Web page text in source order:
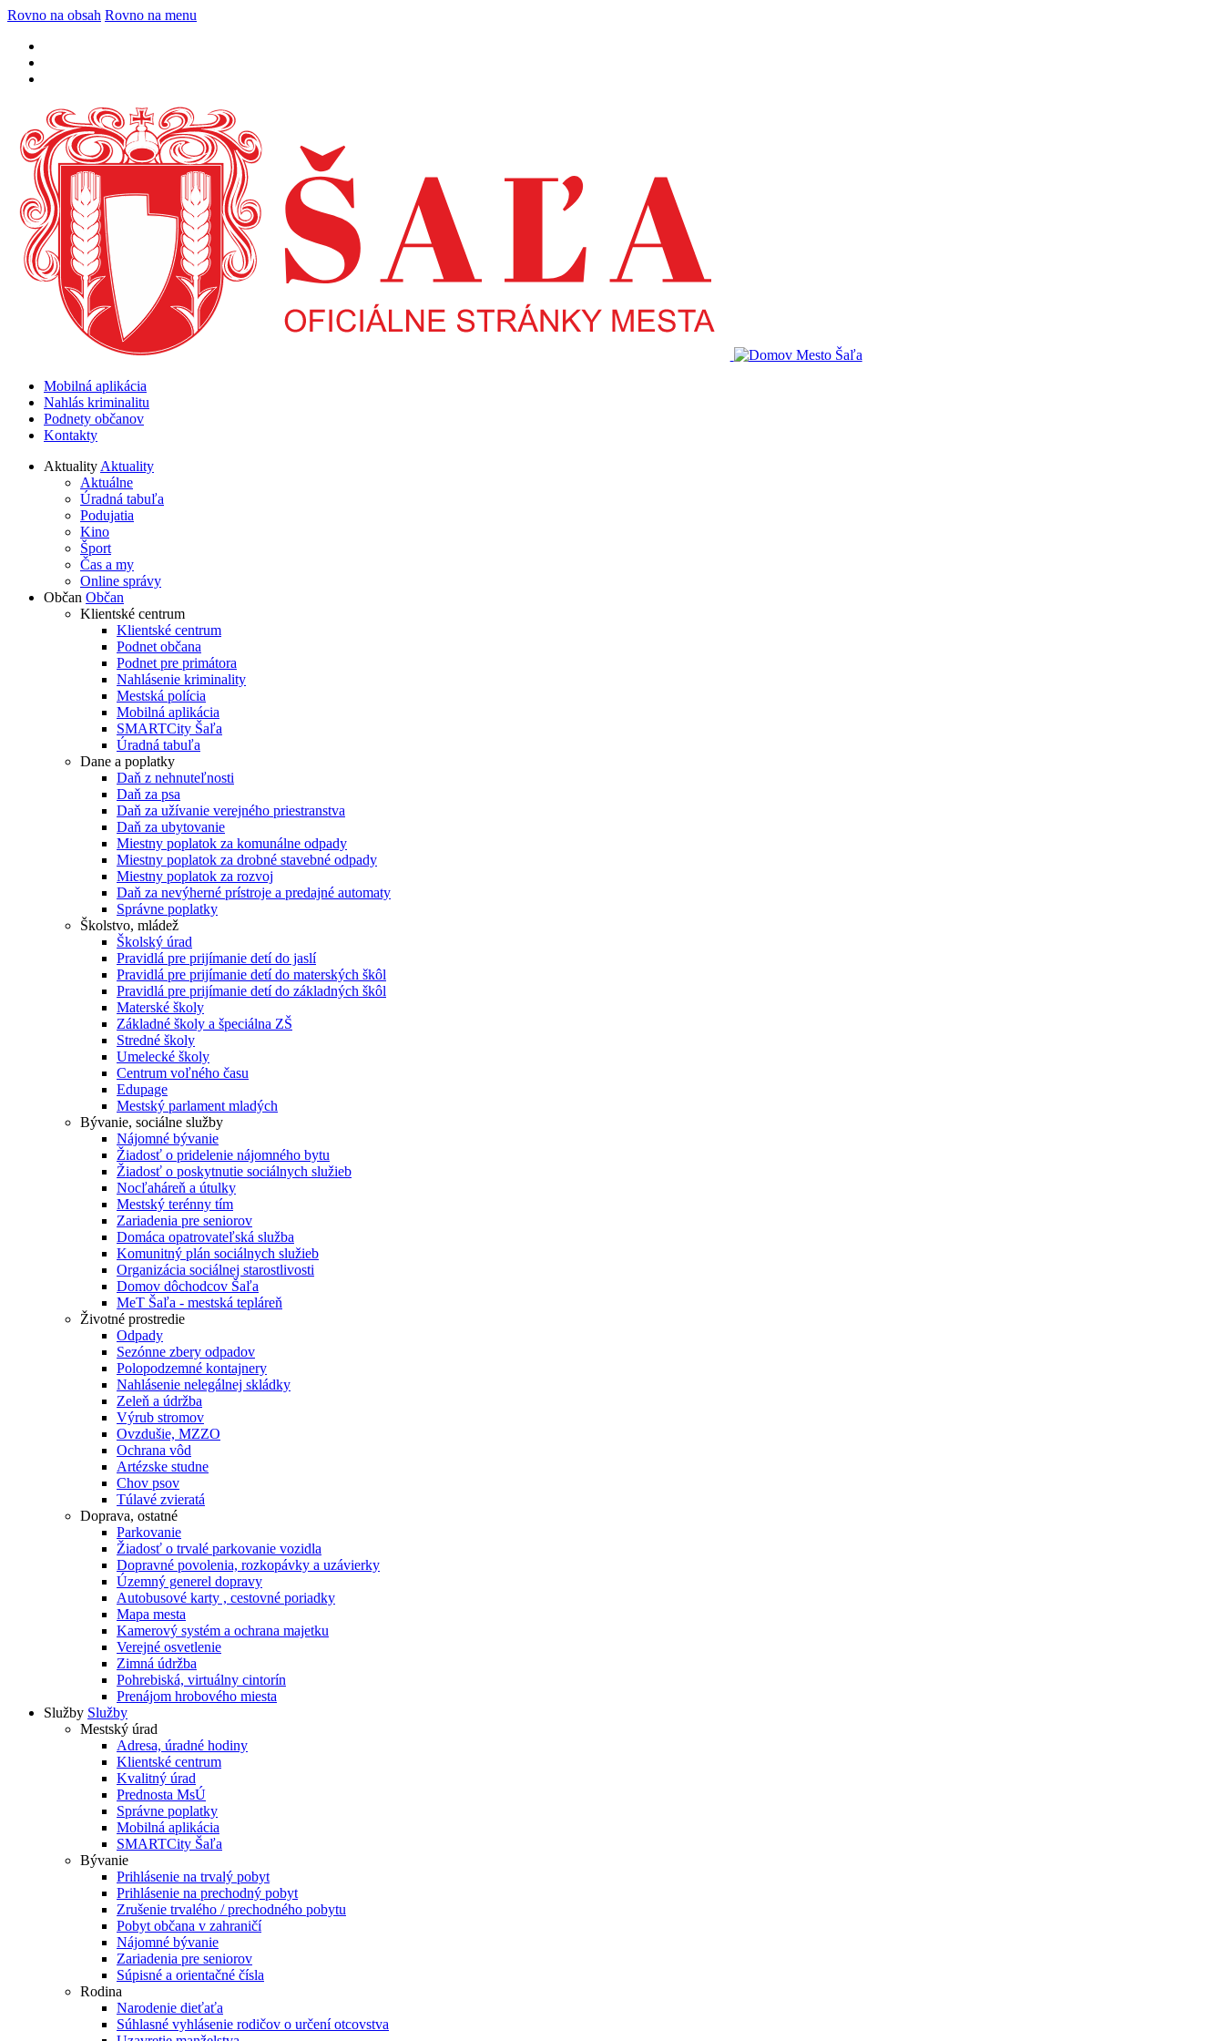
Rovno na obsah Rovno na menu
Mobilná aplikácia
Nahlás kriminalitu
Podnety občanov
Kontakty
AktualityAktuality
Aktuálne
Úradná tabuľa
Podujatia
Kino
Šport
Čas a my
Online správy
Občan Občan
Klientské centrum
Klientské centrum
Podnet občana
Podnet pre primátora
Nahlásenie kriminality
Mestská polícia
Mobilná aplikácia
SMARTCity Šaľa
Úradná tabuľa
Dane a poplatky
Daň z nehnuteľnosti
Daň za psa
Daň za užívanie verejného priestranstva
Daň za ubytovanie
Miestny poplatok za komunálne odpady
Miestny poplatok za drobné stavebné odpady
Miestny poplatok za rozvoj
Daň za nevýherné prístroje a predajné automaty
Správne poplatky
Školstvo, mládež
Školský úrad
Pravidlá pre prijímanie detí do jaslí
Pravidlá pre prijímanie detí do materských škôl
Pravidlá pre prijímanie detí do základných škôl
Materské školy
Základné školy a špeciálna ZŠ
Stredné školy
Umelecké školy
Centrum voľného času
Edupage
Mestský parlament mladých
Bývanie, sociálne služby
Nájomné bývanie
Žiadosť o pridelenie nájomného bytu
Žiadosť o poskytnutie sociálnych služieb
Nocľaháreň a útulky
Mestský terénny tím
Zariadenia pre seniorov
Domáca opatrovateľská služba
Komunitný plán sociálnych služieb
Organizácia sociálnej starostlivosti
Domov dôchodcov Šaľa
MeT Šaľa - mestská tepláreň
Životné prostredie
Odpady
Sezónne zbery odpadov
Polopodzemné kontajnery
Nahlásenie nelegálnej skládky
Zeleň a údržba
Výrub stromov
Ovzdušie, MZZO
Ochrana vôd
Artézske studne
Chov psov
Túlavé zvieratá
Doprava, ostatné
Parkovanie
Žiadosť o trvalé parkovanie vozidla
Dopravné povolenia, rozkopávky a uzávierky
Územný generel dopravy
Autobusové karty , cestovné poriadky
Mapa mesta
Kamerový systém a ochrana majetku
Verejné osvetlenie
Zimná údržba
Pohrebiská, virtuálny cintorín
Prenájom hrobového miesta
Služby Služby
Mestský úrad
Adresa, úradné hodiny
Klientské centrum
Kvalitný úrad
Prednosta MsÚ
Správne poplatky
Mobilná aplikácia
SMARTCity Šaľa
Bývanie
Prihlásenie na trvalý pobyt
Prihlásenie na prechodný pobyt
Zrušenie trvalého / prechodného pobytu
Pobyt občana v zahraničí
Nájomné bývanie
Zariadenia pre seniorov
Súpisné a orientačné čísla
Rodina
Narodenie dieťaťa
Súhlasné vyhlásenie rodičov o určení otcovstva